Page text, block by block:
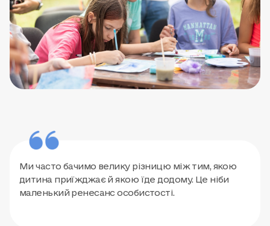
Ми часто бачимо велику різницю між тим, якою
дитина приїжджає й якою їде додому. Це ніби
маленький ренесанс особистості.